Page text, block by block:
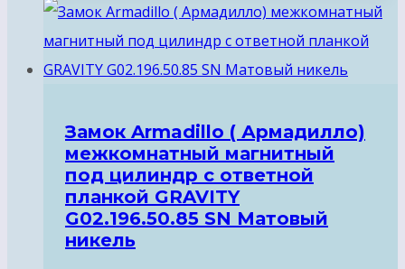
Замок Armadillo ( Армадилло)
межкомнатный магнитный
под цилиндр с ответной
планкой GRAVITY
G02.196.50.85 SN Матовый
никель